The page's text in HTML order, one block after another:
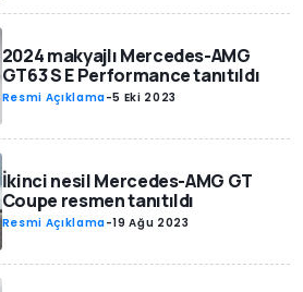
2024 makyajlı Mercedes-AMG
GT63 S E Performance tanıtıldı
Resmi Açıklama-5 Eki 2023
İkinci nesil Mercedes-AMG GT
Coupe resmen tanıtıldı
Resmi Açıklama-19 Ağu 2023